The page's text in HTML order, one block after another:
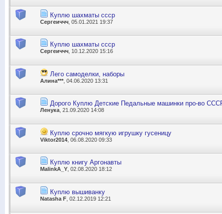
Куплю шахматы ссср
Сергеиччч , 05.01.2021 19:37
Куплю шахматы ссср
Сергеиччч, 10.12.2020 15:16
Лего самоделки, наборы
Алина*** , 04.06.2020 13:31
Дорого Куплю Детские Педальные машинки про-во
Ленука , 21.09.2020 14:08
Куплю срочно мягкую игрушку гусеницу
Viktor2014 , 06.08.2020 09:33
Куплю книгу Аргонавты
MalinkA_Y , 02.08.2020 18:12
Куплю вышиванку
Natasha F , 02.12.2019 12:21